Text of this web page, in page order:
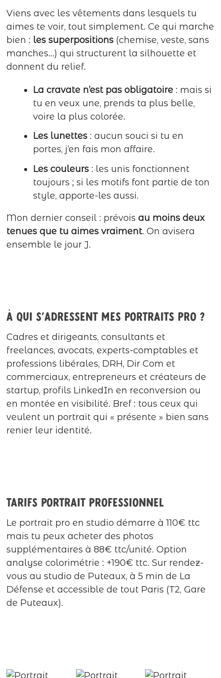
Viens avec les vêtements dans lesquels tu
aimes te voir, tout simplement. Ce qui marche
bien : les superpositions (chemise, veste, sans
manches…) qui structurent la silhouette et
donnent du relief.
La cravate n’est pas obligatoire : mais si
tu en veux une, prends ta plus belle,
voire la plus colorée.
Les lunettes : aucun souci si tu en
portes, j’en fais mon affaire.
Les couleurs : les unis fonctionnent
toujours ; si les motifs font partie de ton
style, apporte-les aussi.
Mon dernier conseil : prévoisau moins deux
tenues que tu aimes vraiment. On avisera
ensemble le jour J.
À qui s’adressent mes portraits pro ?
Cadres et dirigeants, consultants et
freelances, avocats, experts-comptables et
professions libérales, DRH, Dir Com et
commerciaux, entrepreneurs et créateurs de
startup, profils LinkedIn en reconversion ou
en montée en visibilité. Bref : tous ceux qui
veulent un portrait qui « présente » bien sans
renier leur identité.
Tarifs portrait professionnel
Le portrait pro en studio démarre à 110€ ttc
mais tu peux acheter des photos
supplémentaires à 88€ ttc/unité. Option
analyse colorimétrie : +190€ ttc. Sur rendez-
vous au studio de Puteaux, à 5 min de La
Défense et accessible de tout Paris (T2, Gare
de Puteaux).